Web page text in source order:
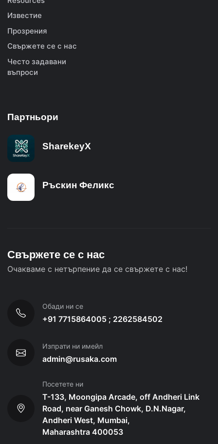
Известие
Прозрения
Свържете се с нас
Често задавани
въпроси
Партньори
SharekeyX
Ръскин Феликс
Свържете се с нас
Очакваме с нетърпение да се свържете с нас!
Обади ни се
+91 7715864005 ; 2262584502
Изпрати ни имейл
admin@rusaka.com
Посетете ни
T-133, Moongipa Arcade, off Andheri Link
Road, near Ganesh Chowk, D.N.Nagar,
Andheri West, Mumbai,
Maharashtra 400053